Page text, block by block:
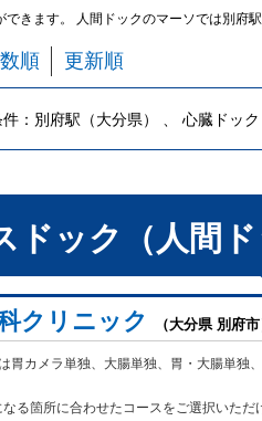
きます。 人間ドックのマーソでは別府
順 更新順
： 別府駅（大分県） 、 心臓ドック
ック（人間ド
クリニック （大分県 別府市
胃カメラ単独、大腸単独、胃・大腸単独
る箇所に合わせたコースをご選択いただ